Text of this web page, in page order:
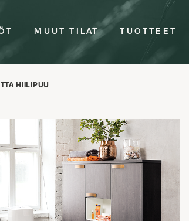
MUUT TILAT TUOTTEET
HIILIPUU